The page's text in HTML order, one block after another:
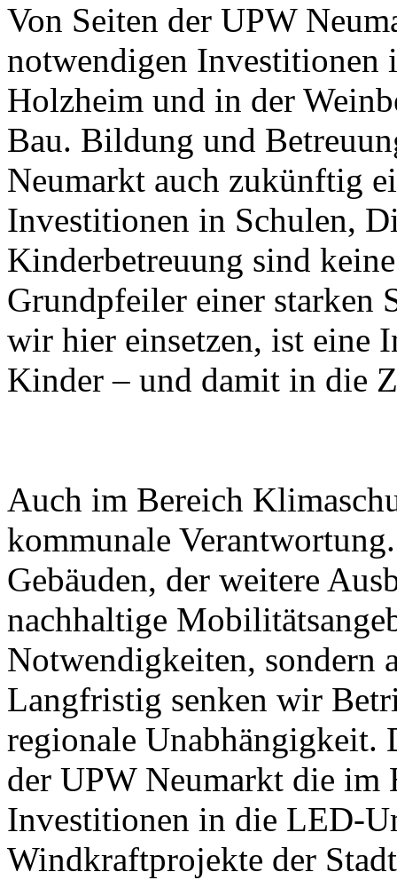
Von Seiten der UPW
notwendigen Investitionen
Holzheim und in der
Bau. Bildung und
Neumarkt auch zukünftig
Investitionen in Schulen,
Kinderbetreuung sind
Grundpfeiler einer starken
wir hier einsetzen, ist eine
Kinder – und damit in die
Auch im Bereich
kommunale
Gebäuden, der weitere
nachhaltige
Notwendigkeiten,
Langfristig senken wir
regionale Unabhängigkeit.
der UPW Neumarkt die im
Investitionen in die LED-
Windkraftprojekte der